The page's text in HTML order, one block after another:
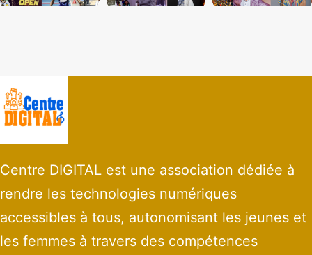
Centre DIGITAL est une association dédiée à
rendre les technologies numériques
accessibles à tous, autonomisant les jeunes et
les femmes à travers des compétences